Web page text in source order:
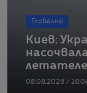
Глобално
Киев:
08.08.2026 /